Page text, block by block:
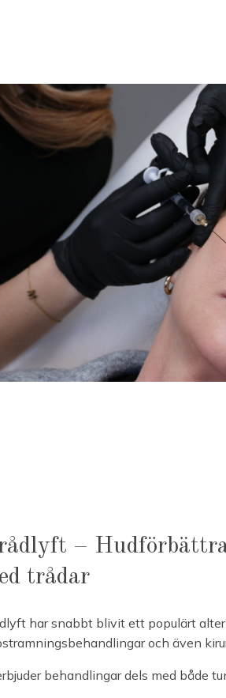
–
trådar
har snabbt blivit ett populärt
och även
behandlingar dels med både